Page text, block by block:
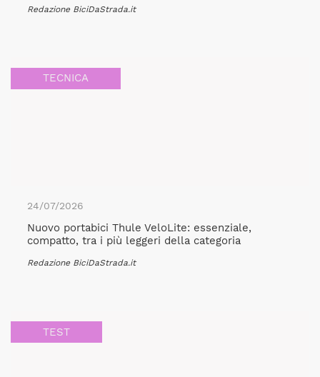
Redazione BiciDaStrada.it
TECNICA
24/07/2026
Nuovo portabici Thule VeloLite: essenziale,
compatto, tra i più leggeri della categoria
Redazione BiciDaStrada.it
TEST